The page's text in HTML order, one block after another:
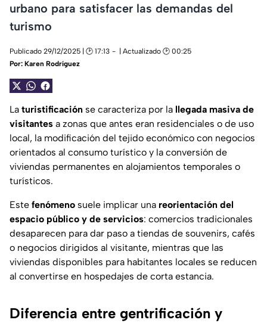
urbano para satisfacer las demandas del
turismo
Publicado 29/12/2025 | 🕑 17:13
| Actualizado 🕑 00:25
Por: Karen Rodríguez
La turistificación se caracteriza por la llegada masiva de
visitantes a zonas que antes eran residenciales o de uso
local, la modificación del tejido económico con negocios
orientados al consumo turístico y la conversión de
viviendas permanentes en alojamientos temporales o
turísticos.
Este fenómeno suele implicar una reorientación del
espacio público y de servicios: comercios tradicionales
desaparecen para dar paso a tiendas de souvenirs, cafés
o negocios dirigidos al visitante, mientras que las
viviendas disponibles para habitantes locales se reducen
al convertirse en hospedajes de corta estancia.
Diferencia entre gentrificación y